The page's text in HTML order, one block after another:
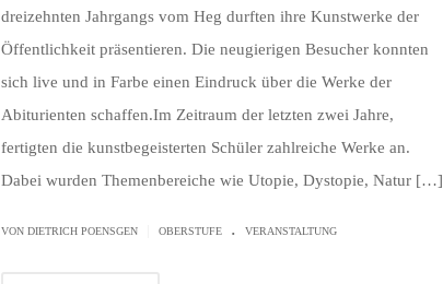
dreizehnten Jahrgangs vom Heg durften ihre Kunstwerke der
Öffentlichkeit präsentieren. Die neugierigen Besucher konnten
sich live und in Farbe einen Eindruck über die Werke der
Abiturienten schaffen.Im Zeitraum der letzten zwei Jahre,
fertigten die kunstbegeisterten Schüler zahlreiche Werke an.
Dabei wurden Themenbereiche wie Utopie, Dystopie, Natur […]
VON DIETRICH POENSGEN OBERSTUFE . VERANSTALTUNG